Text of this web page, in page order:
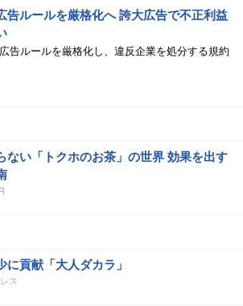
告ルールを厳格化へ 誇大広告で不正利益
告ルールを厳格化し、違反企業を処分する規約
ない「トクホのお茶」の世界 効果を出す
に貢献「大人ダカラ」
ス